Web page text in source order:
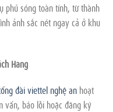
phủ sóng toàn tỉnh, từ thành
ảnh sắc nét ngay cả ở khu
Hàng
đài viettel nghệ an hoạt
vấn, báo lỗi hoặc đăng ký